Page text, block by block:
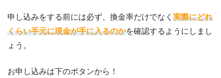
申し込みをする前には必ず、換金率だけでなく 実際にどれ
くらい手元に現金が手に入るのかを確認するようにしまし
ょう。
お申し込みは下のボタンから！